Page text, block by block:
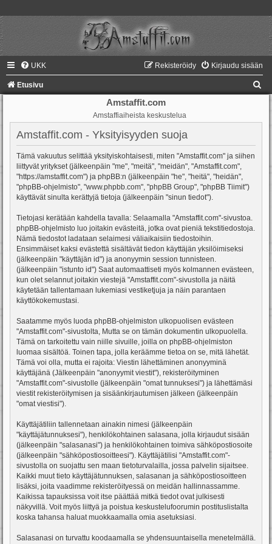
UKK Kirjaudu sisään
Rekisteröidy
Etusivu
Amstaffit.com
Amstaffiaiheista keskustelua
Amstaffit.com - Yksityisyyden suoja
Tämä vakuutus selittää yksityiskohtaisesti, miten "Amstaffit.com" ja siihen
liittyvät yritykset (jälkeenpäin "me", "meitä", "meidän", "Amstaffit.com",
"https://amstaffit.com") ja phpBB:n (jälkeenpäin "he", "heitä", "heidän",
"phpBB-ohjelmisto", "www.phpbb.com", "phpBB Group", "phpBB Tiimit")
käyttävät sinulta kerättyjä tietoja (jälkeenpäin "sinun tiedot").
Tietojasi kerätään kahdella tavalla: Selaamalla "Amstaffit.com"-sivustoa.
phpBB-ohjelmisto luo joitakin evästeitä, jotka ovat pieniä tekstitiedostoja.
Nämä tiedostot ladataan selaimesi väliaikaisiin tiedostoihin.
Ensimmäiset kaksi evästettä sisältävät tiedon käyttäjän yksilöimiseksi
(jälkeenpäin "käyttäjän id") ja anonyymin session tunnisteen.
(jälkeenpäin "istunto id") Saat automaattiseti myös kolmannen evästeen,
kun olet selannut joitakin viestejä "Amstaffit.com"-sivustolla ja näitä
käytetään tallentamaan lukemiasi vestiketjuja ja näin parantaen
käyttökokemustasi.
Saatamme myös luoda phpBB-ohjelmiston ulkopuolisen evästeen
"Amstaffit.com"-sivustolta, Mutta se on tämän dokumentin ulkopuolella.
Tämä on tarkoitettu vain niille sivuille, joilla on phpBB-ohjelmiston
luomaa sisältöä. Toinen tapa, jolla keräämme tietoa on se, mitä lähetät.
Tämä voi olla, mutta ei rajoita: Viestin lähettäminen anonyyminä
käyttäjänä (Jälkeenpäin "anonyymit viestit"), rekisteröityminen
"Amstaffit.com"-sivustolle (jälkeenpäin "omat tunnuksesi") ja lähettämäsi
viestit rekisteröitymisen ja sisäänkirjautumisen jälkeen (jälkeenpäin
"omat viestisi").
Käyttäjätiliin tallennetaan ainakin nimesi (jälkeenpäin
"käyttäjätunnuksesi"), henkilökohtainen salasana, jolla kirjaudut sisään
(jälkeenpäin "salasanasi") ja henkilökohtainen toimiva sähköpostiosoite
(jälkeenpäin "sähköpostiosoitteesi"). Käyttäjätilisi "Amstaffit.com"-
sivustolla on suojattu sen maan tietoturvalailla, jossa palvelin sijaitsee.
Kaikki muut tieto käyttäjätunnuksen, salasanan ja sähköpostiosoitteen
lisäksi, joita vaadimme rekisteröityessä on meidän hallinnassamme.
Kaikissa tapauksissa voit itse päättää mitkä tiedot ovat julkisesti
näkyvillä. Voit myös liittyä ja poistua keskustelufoorumin postituslistalta
koska tahansa haluat muokkaamalla omia asetuksiasi.
Salasanasi on turvattu koodaamalla se yhdensuuntaisella menetelmällä.